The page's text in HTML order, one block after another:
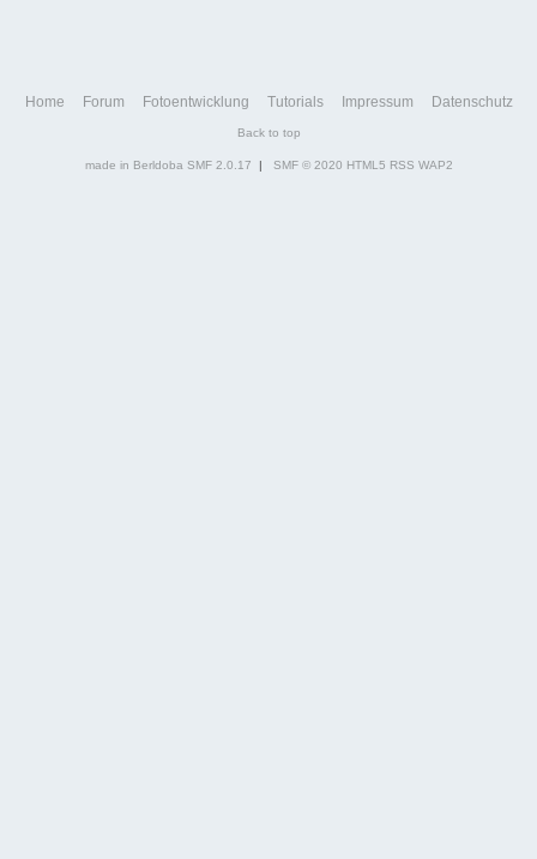
Home Forum Fotoentwicklung Tutorials Impressum Datenschutz
Back to top
made in Berldoba SMF 2.0.17 | SMF © 2020 HTML5 RSS WAP2